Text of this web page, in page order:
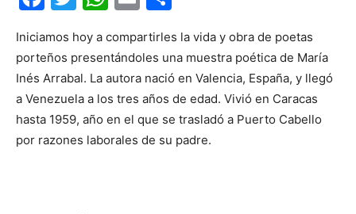
Iniciamos hoy a compartirles la vida y obra de poetas
porteños presentándoles una muestra poética de María
Inés Arrabal. La autora nació en Valencia, España, y llegó
a Venezuela a los tres años de edad. Vivió en Caracas
hasta 1959, año en el que se trasladó a Puerto Cabello
por razones laborales de su padre.